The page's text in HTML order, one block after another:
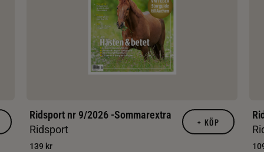
Ridsport nr 9/2026 -Sommarextra
Ridsport
139 kr
+ KÖP